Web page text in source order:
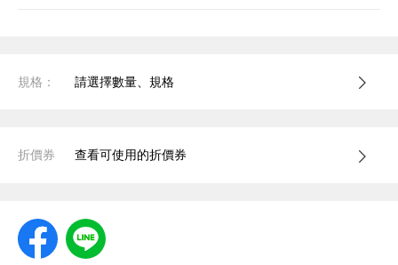
規格： 請選擇數量、規格
折價券 查看可使用的折價券